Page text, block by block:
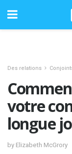
Des relations
votre
longue
by Elizabeth McGrory